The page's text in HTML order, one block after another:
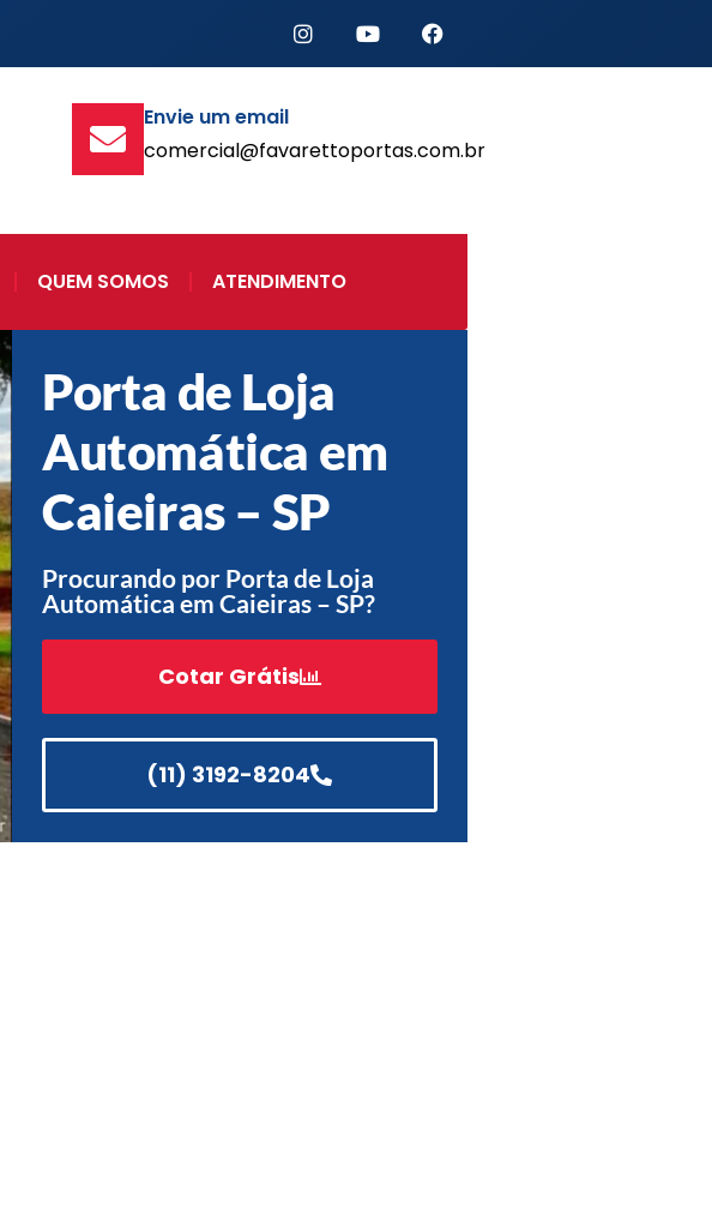
Envie um email
comercial@favarettoportas.com.br
QUEM SOMOS ATENDIMENTO
Porta de Loja
Automática em
Caieiras – SP
Procurando por Porta de Loja
Automática em Caieiras – SP?
Cotar Grátis
(11) 3192-8204